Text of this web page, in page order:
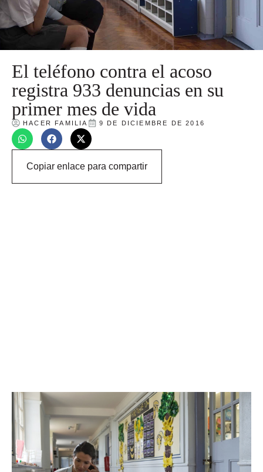
El teléfono contra el acoso
registra 933 denuncias en su
primer mes de vida
HACER FAMILIA 9 DE DICIEMBRE DE 2016
Copiar enlace para compartir